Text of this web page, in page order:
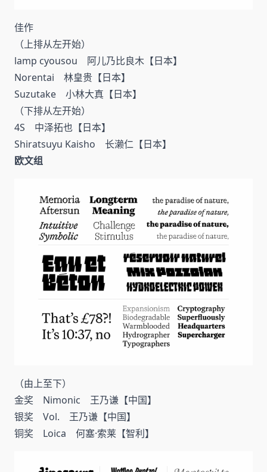
佳作
（上排从左开始）
lamp cyousou 阿儿乃比良木【日本】
Norentai 林皇贵【日本】
Suzutake 小林大真【日本】
（下排从左开始）
4S 中泽拓也【日本】
Shiratsuyu Kaisho 长濑仁【日本】
欧文组
（由上至下）
金奖 Nimonic 王乃谦【中国】
银奖 Vol. 王乃谦【中国】
铜奖 Loica 何塞·索莱【智利】